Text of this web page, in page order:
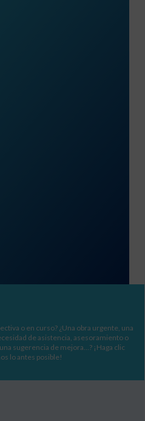
o en curso? ¿Una obra urgente, una
de asistencia, asesoramiento o
sugerencia de mejora…? ¡Haga clic
lo antes posible!